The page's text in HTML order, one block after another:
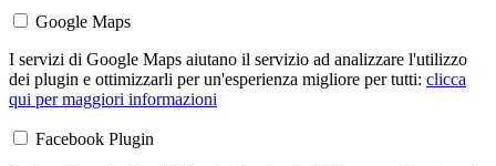
Google Maps
I servizi di Google Maps aiutano il servizio ad analizzare l'utilizzo
dei plugin e ottimizzarli per un'esperienza migliore per tutti: clicca
qui per maggiori informazioni
Facebook Plugin